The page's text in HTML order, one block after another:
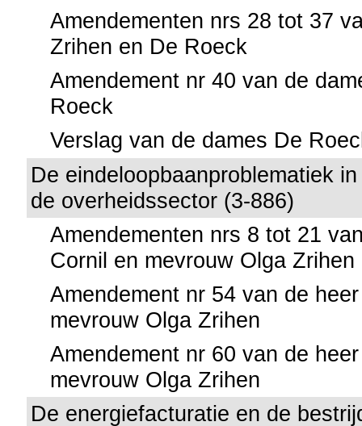
Amendementen nrs 28 tot 37
Zrihen en De Roeck
Amendement nr 40 van de
Roeck
Verslag van de dames De
De eindeloopbaanproblematiek
de overheidssector (3-886)
Amendementen nrs 8 tot 21
Cornil en mevrouw Olga Zrihen
Amendement nr 54 van de
mevrouw Olga Zrihen
Amendement nr 60 van de
mevrouw Olga Zrihen
De energiefacturatie en de